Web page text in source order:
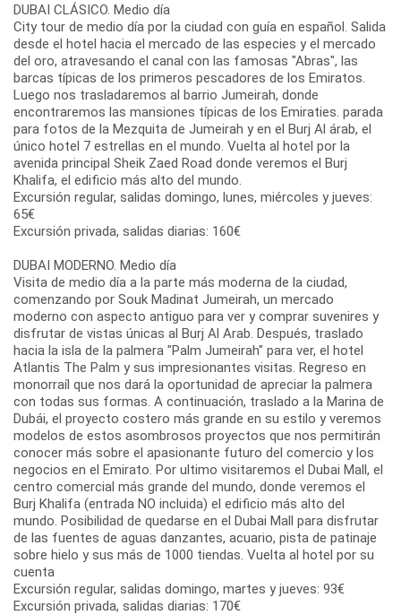
DUBAI CLÁSICO. Medio día
City tour de medio día por la ciudad con guía en español. Salida
desde el hotel hacia el mercado de las especies y el mercado
del oro, atravesando el canal con las famosas "Abras", las
barcas típicas de los primeros pescadores de los Emiratos.
Luego nos trasladaremos al barrio Jumeirah, donde
encontraremos las mansiones típicas de los Emiraties. parada
para fotos de la Mezquita de Jumeirah y en el Burj Al árab, el
único hotel 7 estrellas en el mundo. Vuelta al hotel por la
avenida principal Sheik Zaed Road donde veremos el Burj
Khalifa, el edificio más alto del mundo.
Excursión regular, salidas domingo, lunes, miércoles y jueves:
65€
Excursión privada, salidas diarias: 160€
DUBAI MODERNO. Medio día
Visita de medio día a la parte más moderna de la ciudad,
comenzando por Souk Madinat Jumeirah, un mercado
moderno con aspecto antiguo para ver y comprar suvenires y
disfrutar de vistas únicas al Burj Al Arab. Después, traslado
hacia la isla de la palmera "Palm Jumeirah" para ver, el hotel
Atlantis The Palm y sus impresionantes visitas. Regreso en
monorraíl que nos dará la oportunidad de apreciar la palmera
con todas sus formas. A continuación, traslado a la Marina de
Dubái, el proyecto costero más grande en su estilo y veremos
modelos de estos asombrosos proyectos que nos permitirán
conocer más sobre el apasionante futuro del comercio y los
negocios en el Emirato. Por ultimo visitaremos el Dubai Mall, el
centro comercial más grande del mundo, donde veremos el
Burj Khalifa (entrada NO incluida) el edificio más alto del
mundo. Posibilidad de quedarse en el Dubai Mall para disfrutar
de las fuentes de aguas danzantes, acuario, pista de patinaje
sobre hielo y sus más de 1000 tiendas. Vuelta al hotel por su
cuenta
Excursión regular, salidas domingo, martes y jueves: 93€
Excursión privada, salidas diarias: 170€